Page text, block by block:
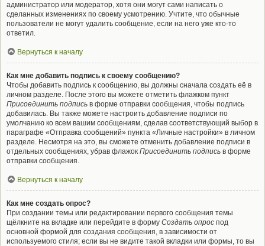
администратор или модератор, хотя они могут сами написать о
сделанных изменениях по своему усмотрению. Учтите, что обычные
пользователи не могут удалить сообщение, если на него уже кто-то
ответил.
Вернуться к началу
Как мне добавить подпись к своему сообщению?
Чтобы добавить подпись к сообщению, вы должны сначала создать её в
личном разделе. После этого вы можете отметить флажком пункт
Присоединить подпись в форме отправки сообщения, чтобы подпись
добавилась. Вы также можете настроить добавление подписи по
умолчанию ко всем вашим сообщениям, сделав соответствующий выбор в
параграфе «Отправка сообщений» пункта «Личные настройки» в личном
разделе. Несмотря на это, вы сможете отменить добавление подписи в
отдельных сообщениях, убрав флажок Присоединить подпись в форме
отправки сообщения.
Вернуться к началу
Как мне создать опрос?
При создании темы или редактировании первого сообщения темы
щёлкните на вкладке или перейдите в форму Создать опрос под
основной формой для создания сообщения, в зависимости от
используемого стиля; если вы не видите такой вкладки или формы, то вы